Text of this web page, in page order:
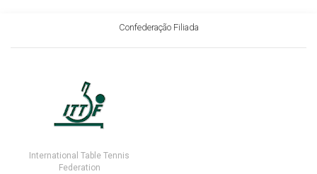
Confederação Filiada
International Table Tennis
Federation